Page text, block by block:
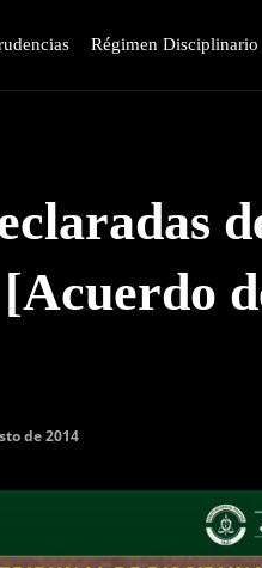
Régimen Disciplinario
de 2014